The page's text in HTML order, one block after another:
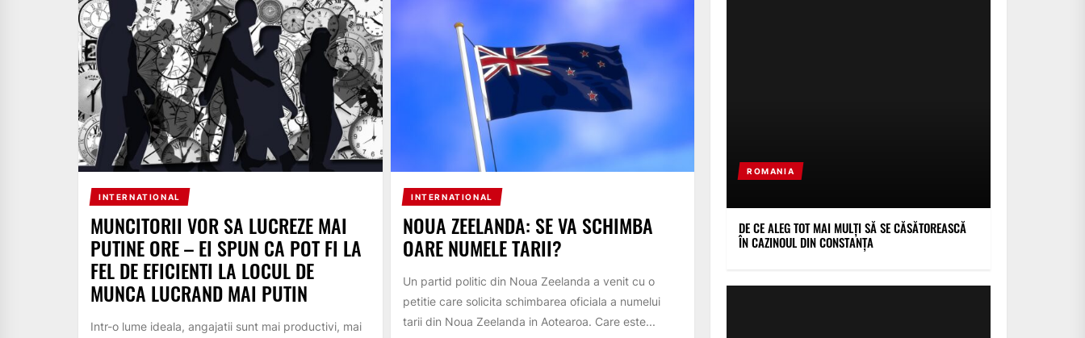
INTERNATIONAL
MUNCITORII VOR SA LUCREZE MAI
PUTINE ORE – EI SPUN CA POT FI LA
FEL DE EFICIENTI LA LOCUL DE
MUNCA LUCRAND MAI PUTIN
Intr-o lume ideala, angajatii sunt mai productivi, mai
INTERNATIONAL
NOUA ZEELANDA: SE VA SCHIMBA
OARE NUMELE TARII?
Un partid politic din Noua Zeelanda a venit cu o
petitie care solicita schimbarea oficiala a numelui
tarii din Noua Zeelanda in Aotearoa. Care este...
ROMANIA
DE CE ALEG TOT MAI MULȚI SĂ SE CĂSĂTOREASCĂ
ÎN CAZINOUL DIN CONSTANȚA